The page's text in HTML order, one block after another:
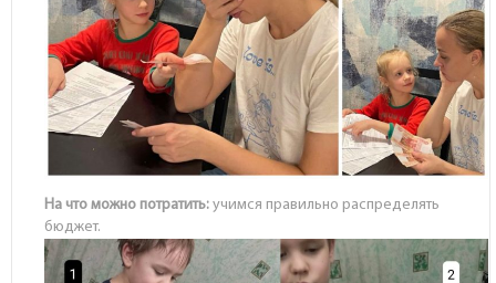
На что можно потратить: учимся правильно распределять
бюджет.